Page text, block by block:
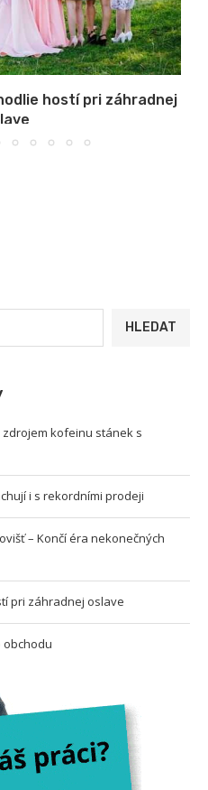
hostí pri záhradnej
HLEDAT
kofeinu stánek s
i s rekordními prodeji
– Končí éra nekonečných
pri záhradnej oslave
obchodu